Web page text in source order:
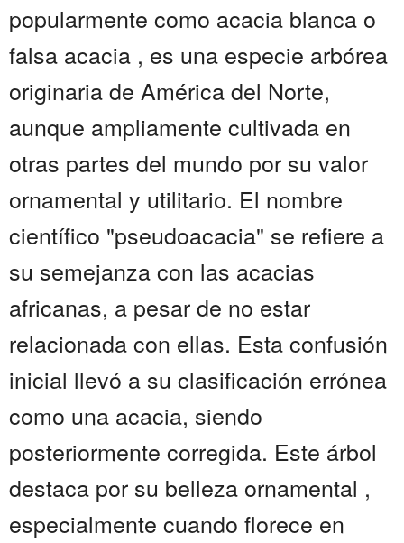
popularmente como acacia blanca o
falsa acacia , es una especie arbórea
originaria de América del Norte,
aunque ampliamente cultivada en
otras partes del mundo por su valor
ornamental y utilitario. El nombre
científico "pseudoacacia" se refiere a
su semejanza con las acacias
africanas, a pesar de no estar
relacionada con ellas. Esta confusión
inicial llevó a su clasificación errónea
como una acacia, siendo
posteriormente corregida. Este árbol
destaca por su belleza ornamental ,
especialmente cuando florece en